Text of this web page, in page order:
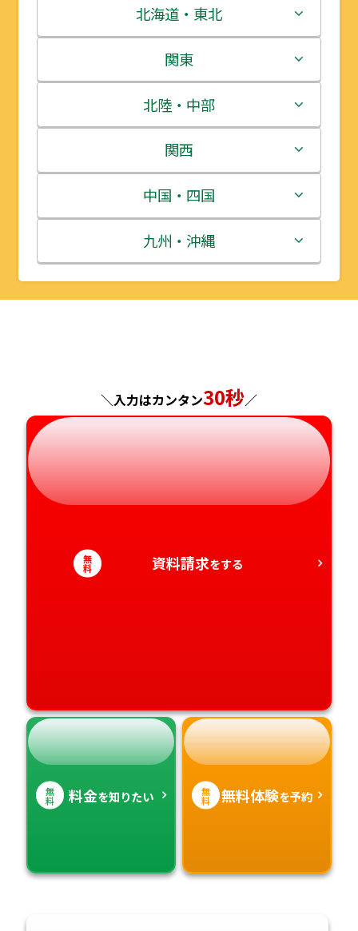
北海道・東北
北海道
青森県
岩手県
宮城県
秋田県
山形県
関東
茨城県
栃木県
群馬県
埼玉県
千葉県
北陸・中部
新潟県
富山県
石川県
福井県
岐阜県
静岡県
愛知県
関西
三重県
滋賀県
京都府
奈良県
和歌山県
中国・四国
鳥取県
島根県
山口県
徳島県
香川県
九州・沖縄
福岡県
熊本県
大分県
宮崎県
＼入力はカンタン30秒／
無
料 資料請求をする
無
料 料金を知りたい 無
料 無料体験を予約